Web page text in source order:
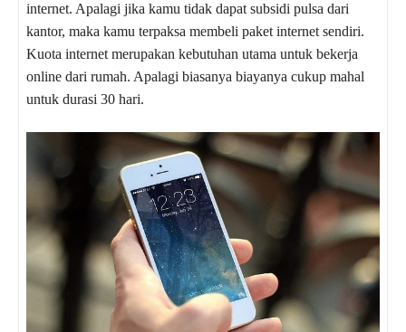
internet. Apalagi jika kamu tidak dapat subsidi pulsa dari
kantor, maka kamu terpaksa membeli paket internet sendiri.
Kuota internet merupakan kebutuhan utama untuk bekerja
online dari rumah. Apalagi biasanya biayanya cukup mahal
untuk durasi 30 hari.